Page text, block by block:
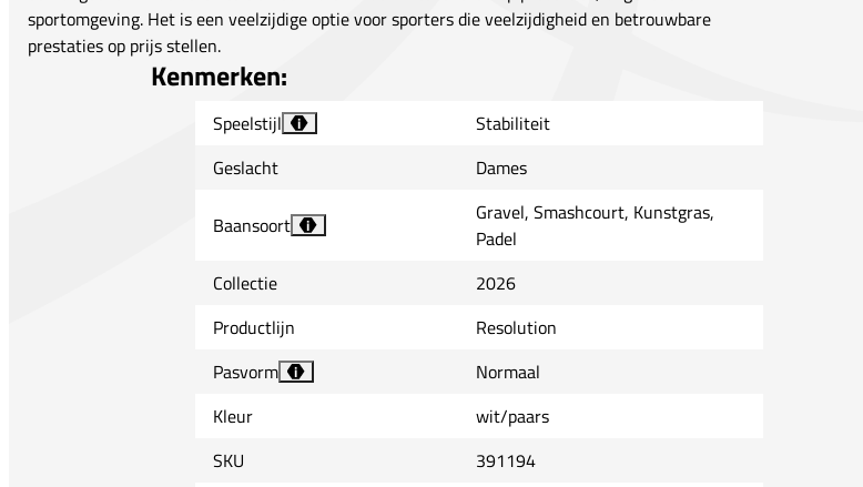
sportomgeving. Het is een veelzijdige optie voor sporters die veelzijdigheid en betrouwbare
prestaties op prijs stellen.
Kenmerken:
Speelstijl i
Stabiliteit
Geslacht
Dames
Baansoort i
Gravel, Smashcourt, Kunstgras,
Padel
Collectie
2026
Productlijn
Resolution
Pasvorm
i
Normaal
Kleur
wit/paars
SKU
391194